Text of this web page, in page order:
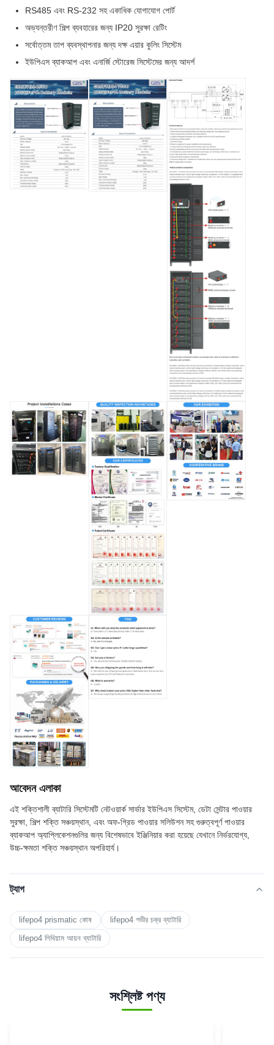
RS485 এবং RS-232 সহ একাধিক যোগাযোগ পোর্ট
অভ্যন্তরীণ শিল্প ব্যবহারের জন্য IP20 সুরক্ষা রেটিং
সর্বোত্তম তাপ ব্যবস্থাপনার জন্য দক্ষ এয়ার কুলিং সিস্টেম
ইউপিএস ব্যাকআপ এবং এনার্জি স্টোরেজ সিস্টেমের জন্য আদর্শ
আবেদন এলাকা
এই শক্তিশালী ব্যাটারি সিস্টেমটি নেটওয়ার্ক সার্ভার ইউপিএস সিস্টেম, ডেটা সেন্টার পাওয়ার
সুরক্ষা, শিল্প শক্তি সঞ্চয়স্থান, এবং অফ-গ্রিড পাওয়ার সলিউশন সহ গুরুত্বপূর্ণ পাওয়ার
ব্যাকআপ অ্যাপ্লিকেশনগুলির জন্য বিশেষভাবে ইঞ্জিনিয়ার করা হয়েছে যেখানে নির্ভরযোগ্য,
উচ্চ-ক্ষমতা শক্তি সঞ্চয়স্থান অপরিহার্য।
ট্যাগ
lifepo4 prismatic কোষ
lifepo4 গভীর চক্র ব্যাটারি
lifepo4 লিথিয়াম আয়ন ব্যাটারি
সংশ্লিষ্ট পণ্য